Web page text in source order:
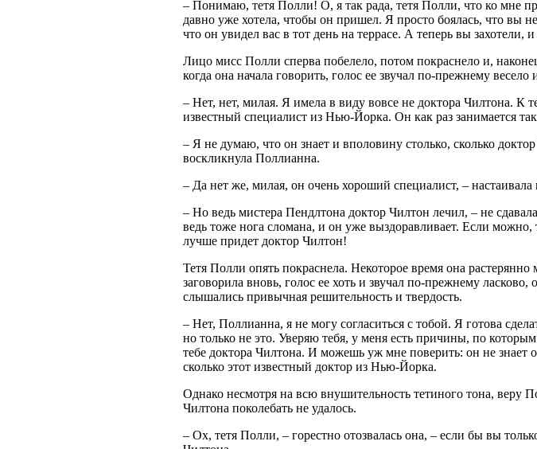
– Понимаю, тетя Полли! О, я так рада, тетя Полли, что ко мне
давно уже хотела, чтобы он пришел. Я просто боялась, что вы не
что он увидел вас в тот день на террасе. А теперь вы захотели,
Лицо мисс Полли сперва побелело, потом покраснело и,
когда она начала говорить, голос ее звучал по-прежнему весело
– Нет, нет, милая. Я имела в виду вовсе не доктора Чилтона. К
известный специалист из Нью-Йорка. Он как раз занимается
– Я не думаю, что он знает и вполовину столько, сколько
воскликнула Поллианна.
– Да нет же, милая, он очень хороший специалист, –
– Но ведь мистера Пендлтона доктор Чилтон лечил, – не
ведь тоже нога сломана, и он уже выздоравливает. Если можно,
лучше придет доктор Чилтон!
Тетя Полли опять покраснела. Некоторое время она растерянно
заговорила вновь, голос ее хоть и звучал по-прежнему ласково,
слышались привычная решительность и твердость.
– Нет, Поллианна, я не могу согласиться с тобой. Я готова
но только не это. Уверяю тебя, у меня есть причины, по
тебе доктора Чилтона. И можешь уж мне поверить: он не знает о
сколько этот известный доктор из Нью-Йорка.
Однако несмотря на всю внушительность тетиного тона, веру
Чилтона поколебать не удалось.
– Ох, тетя Полли, – горестно отозвалась она, – если бы вы